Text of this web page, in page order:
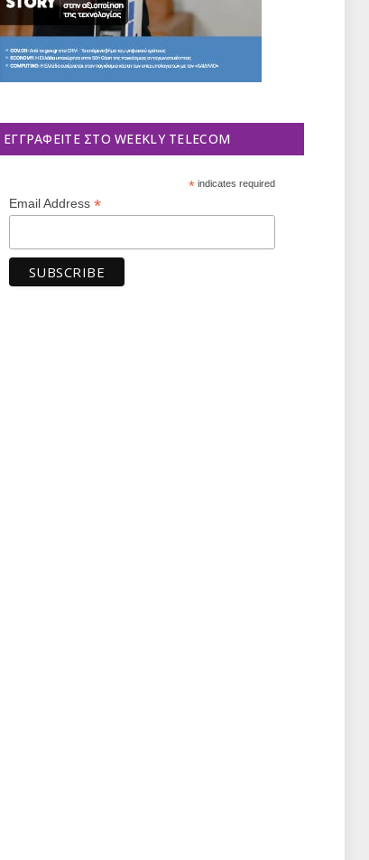
ΕΓΓΡΑΦΕΊΤΕ ΣΤΟ WEEKLY TELECOM
*indicates required
Email Address *